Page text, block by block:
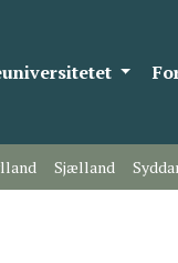
Sjælland